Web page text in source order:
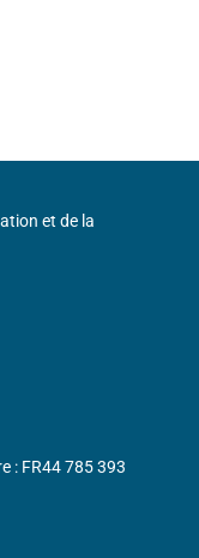
et de la
: FR44 785 393